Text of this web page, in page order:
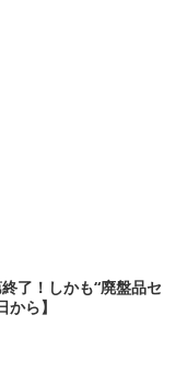
了！しかも“廃盤品セ
ら】